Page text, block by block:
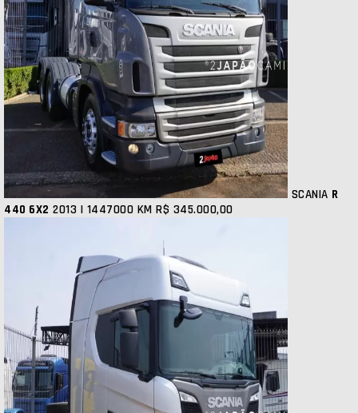
SCANIA R
440 6X2 2013 | 1447000 KM R$ 345.000,00